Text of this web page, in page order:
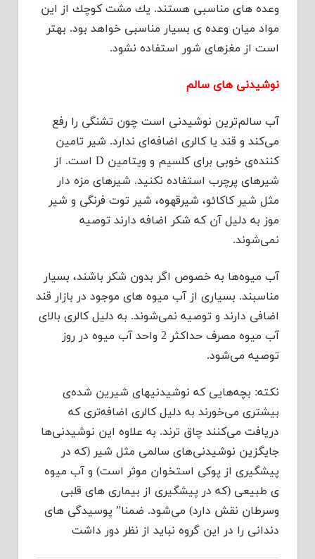
وعده های مناسبی هستند. یك مشت كوچك از این
مواد میان وعده ی بسیار مناسبی خواهد بود. بهتر
است از مغزهای شور استفاده نشود.
نوشیدنی های سالم
آب سالم‌ترین نوشیدنی است چون تشنگی را رفع
می‌كند و قند یا كالری اضافه‌ای ندارد. شیر تامین
كننده‌ی خوبی برای كلسیم و ویتامین D است. از
شیرهای پرچرب استفاده نكنید. شیرهای مزه دار
مثل شیر كاكائو، شیرقهوه، شیر توت فرنگی و شیر
موز به دلیل آن كه شكر اضافه دارند توصیه
نمی‌شوند.
آب میوه‌ها به خصوص اگر بدون شكر باشند، بسیار
مناسبند. بسیاری از آب میوه های موجود در بازار قند
اضافی دارند و توصیه نمی‌شوند. به دلیل كالری بالای
آب میوه مصرف حداكثر 2 واحد آب میوه در روز
توصیه می‌شود.
نكته: بچه‌هایی كه نوشیدنیهای شیرین شده‌ی
بیشتری می‌خورند به دلیل كالری اضافه‌تری كه
دریافت می‌كنند چاق ترند. به علاوه این نوشیدنی‌ها
جایگزین نوشیدنی‌های سالمی‌ مثل شیر (كه در
پیشگیری از پوكی استخوان موثر است) و آب میوه
ی طبیعی (كه در پیشگیری از بیماری های قلبی
وسرطان نقش دارد) می‌شود. ضمنا” پوسیدگی های
دندانی را در این گروه نباید از نظر دور داشت